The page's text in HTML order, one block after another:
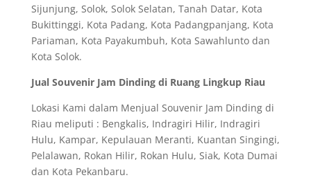
Sijunjung, Solok, Solok Selatan, Tanah Datar, Kota
Bukittinggi, Kota Padang, Kota Padangpanjang, Kota
Pariaman, Kota Payakumbuh, Kota Sawahlunto dan
Kota Solok.
Jual Souvenir Jam Dinding di Ruang Lingkup Riau
Lokasi Kami dalam Menjual Souvenir Jam Dinding di
Riau meliputi : Bengkalis, Indragiri Hilir, Indragiri
Hulu, Kampar, Kepulauan Meranti, Kuantan Singingi,
Pelalawan, Rokan Hilir, Rokan Hulu, Siak, Kota Dumai
dan Kota Pekanbaru.